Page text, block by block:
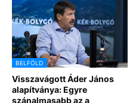
BELFÖLD
Visszavágott Áder János
alapítványa: Egyre
szánalmasabb az a